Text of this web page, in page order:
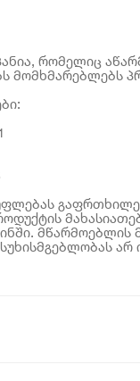
რომელიც
მომხმარებლებს
მწარმოებლის
არ